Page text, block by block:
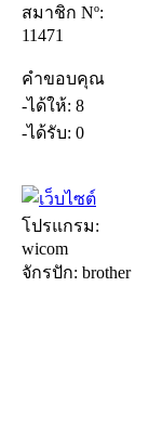
สมาชิก Nº:
11471
คำขอบคุณ
-ได้ให้: 8
-ได้รับ: 0
โปรแกรม:
wicom
จักรปัก: brother